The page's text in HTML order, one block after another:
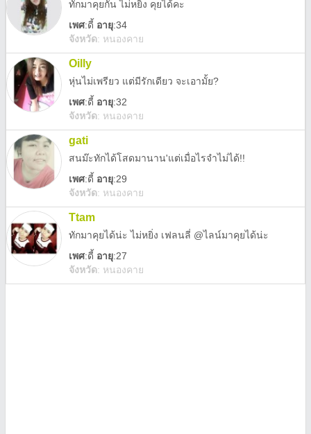
ทักมาคุยกัน ไม่หยิ่ง คุยได้คะ
เพศ:ดี้ อายุ:34
จังหวัด: หนองคาย
Oilly
หุ่นไม่เพรียว แต่มีรักเดียว จะเอามั้ย?
เพศ:ดี้ อายุ:32
จังหวัด: หนองคาย
gati
สนม๊ะทักได้โสดมานาน'แต่เมื่อไรจำไม่ได้!!
เพศ:ดี้ อายุ:29
จังหวัด: หนองคาย
Ttam
ทักมาคุยได้น่ะ ไม่หยิ่ง เฟลนลี่ @ไลน์มาคุยได้น่ะ
เพศ:ดี้ อายุ:27
จังหวัด: หนองคาย